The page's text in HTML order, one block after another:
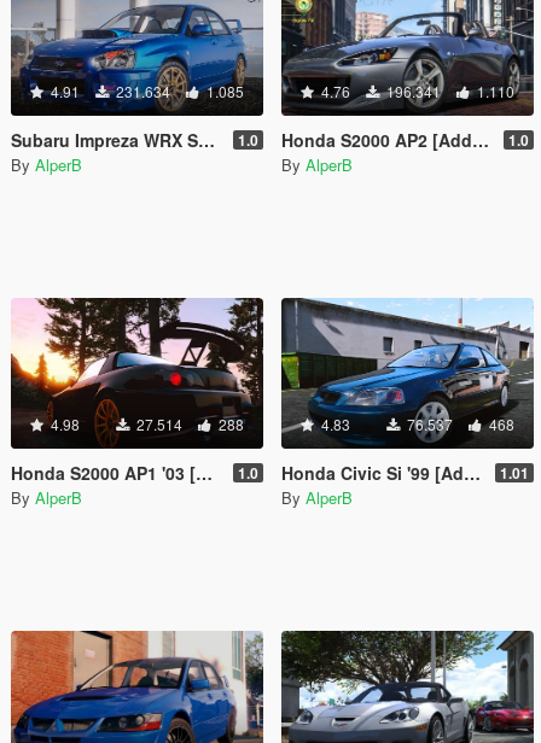
4.91 231.634 1.085
Subaru Impreza WRX STI 2004 [Add-On | Tuning] 1.0
By AlperB
4.76 196.341 1.110
Honda S2000 AP2 [Add-On | Tuning] 1.0
By AlperB
4.98 27.514 288
Honda S2000 AP1 '03 [Add-On] 1.0
By AlperB
4.83 76.537 468
Honda Civic Si '99 [Add-On | Tuning] 1.01
By AlperB